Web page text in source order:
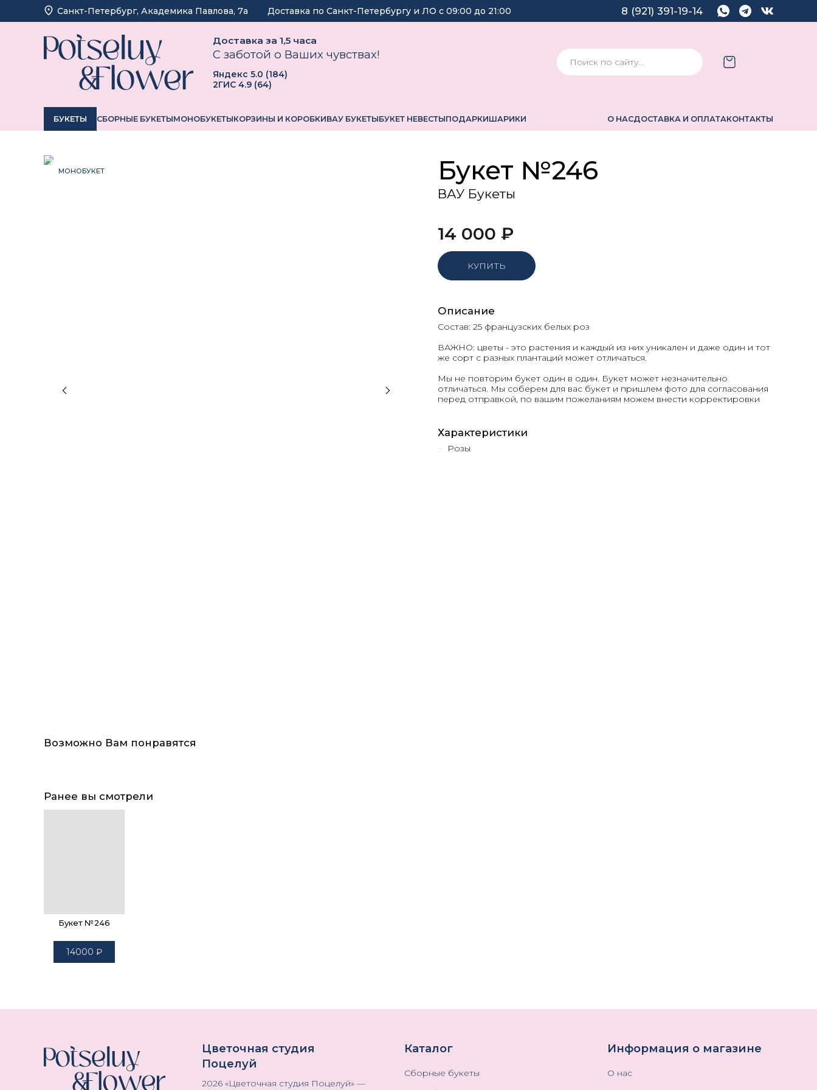
Санкт-Петербург, ​Академика Павлова, 7а Доставка по Санкт-Петербургу и ЛО с 09:00 до 21:00 8 (921) 391-19-14
Доставка за 1,5 часа
С заботой о Ваших чувствах!
Яндекс 5.0 (184)
2ГИС 4.9 (64)
БУКЕТЫ СБОРНЫЕ БУКЕТЫМОНОБУКЕТЫКОРЗИНЫ И КОРОБКИВАУ БУКЕТЫБУКЕТ НЕВЕСТЫПОДАРКИШАРИКИ О НАСДОСТАВКА И ОПЛАТАКОНТАКТЫ
МОНОБУКЕТ Букет №246
ВАУ Букеты
14 000 ₽
КУПИТЬ
Описание
Состав: 25 французских белых роз
ВАЖНО: цветы - это растения и каждый из них уникален и даже один и тот
же сорт с разных плантаций может отличаться.
Мы не повторим букет один в один. Букет может незначительно
отличаться. Мы соберем для вас букет и пришлем фото для согласования
перед отправкой, по вашим пожеланиям можем внести корректировки
Характеристики
Розы
Возможно Вам понравятся
Ранее вы смотрели
Букет №246
14000 ₽
Цветочная студия
Поцелуй
2026 «Цветочная студия Поцелуй» —
Каталог
Сборные букеты
Информация о магазине
О нас